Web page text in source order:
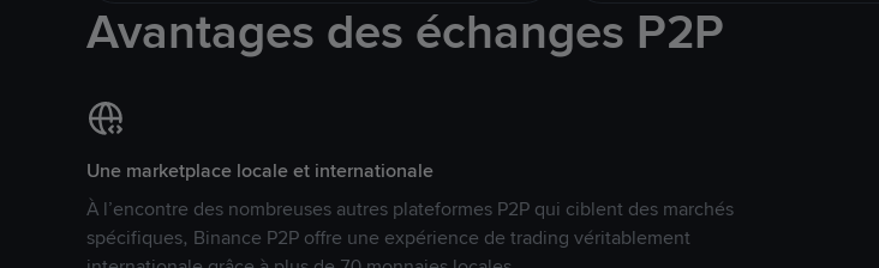
Avantages des échanges P2P
Une marketplace locale et internationale
À l’encontre des nombreuses autres plateformes P2P qui ciblent des marchés
spécifiques, Binance P2P offre une expérience de trading véritablement